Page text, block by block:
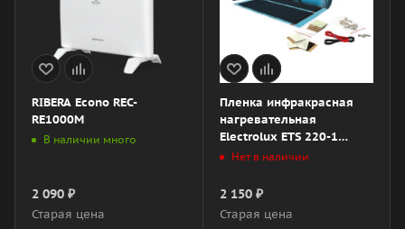
RIBERA Econo REC-
RE1000M
В наличии много
2 090 ₽
Старая цена
Пленка инфракрасная
нагревательная
Electrolux ETS 220-1
(комплект теплого пола)
Нет в наличии
2 150₽
Старая цена